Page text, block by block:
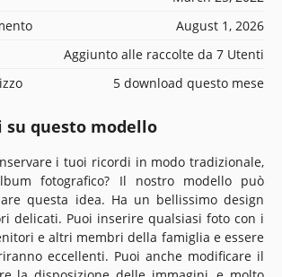
August 1, 2026
Aggiunto alle raccolte da 7 Utenti
5 download questo mese
questo modello
i tuoi ricordi in modo tradizionale,
fotografico? Il nostro modello può
questa idea. Ha un bellissimo design
delicati. Puoi inserire qualsiasi foto con i
e altri membri della famiglia e essere
eccellenti. Puoi anche modificare il